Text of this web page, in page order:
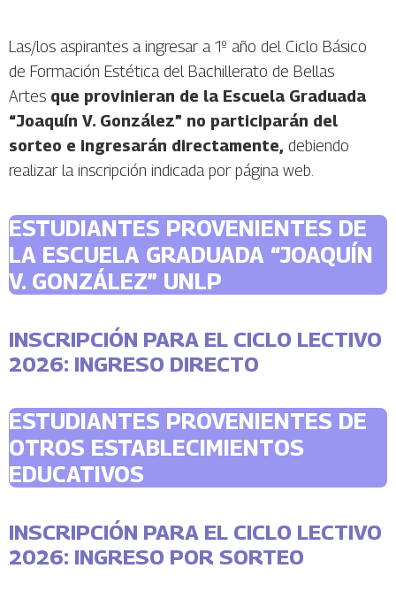
Las/los aspirantes a ingresar a 1º año del Ciclo Básico
de Formación Estética del Bachillerato de Bellas
Artes que provinieran de la Escuela Graduada
“Joaquín V. González” no participarán del
sorteo e ingresarán directamente, debiendo
realizar la inscripción indicada por página web.
ESTUDIANTES PROVENIENTES DE
LA ESCUELA GRADUADA “JOAQUÍN
V. GONZÁLEZ” UNLP
INSCRIPCIÓN PARA EL CICLO LECTIVO
2026: INGRESO DIRECTO
ESTUDIANTES PROVENIENTES DE
OTROS ESTABLECIMIENTOS
EDUCATIVOS
INSCRIPCIÓN PARA EL CICLO LECTIVO
2026: INGRESO POR SORTEO